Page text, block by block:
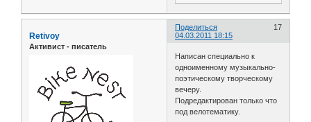
Поделиться
17
04.03.2011 18:15
Retivoy
Активист - писатель
Написан специально к
одноименному музыкально-
поэтическому творческому
вечеру.
Подредактирован только что
под велотематику.